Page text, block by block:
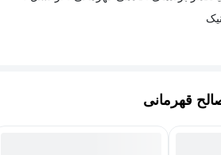
قهرمانی